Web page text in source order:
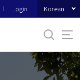
Login Korean